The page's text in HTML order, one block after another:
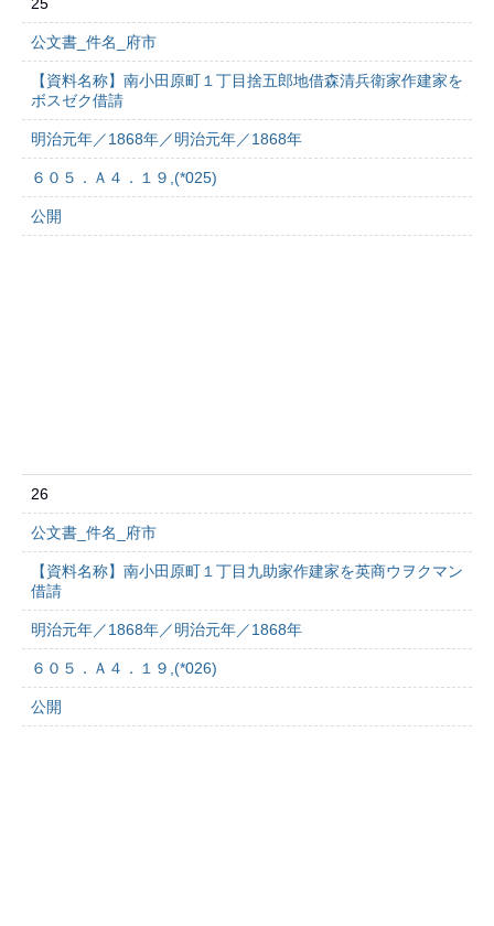
公文書_件名_府市
【資料名称】南小田原町１丁目捨五郎地借森清兵衛家作建家を
ボスゼク借請
明治元年／1868年／明治元年／1868年
６０５．Ａ４．１９,(*025)
公開
26
公文書_件名_府市
【資料名称】南小田原町１丁目九助家作建家を英商ウヲクマン
借請
明治元年／1868年／明治元年／1868年
６０５．Ａ４．１９,(*026)
公開